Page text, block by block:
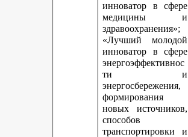
инноватор в сфере
медицины и
здравоохранения»;
«Лучший молодой
инноватор в сфере
энергоэффективнос
ти и
энергосбережения,
формирования
новых источников,
способов
транспортировки и